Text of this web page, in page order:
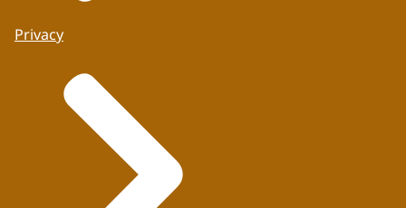
Privacy